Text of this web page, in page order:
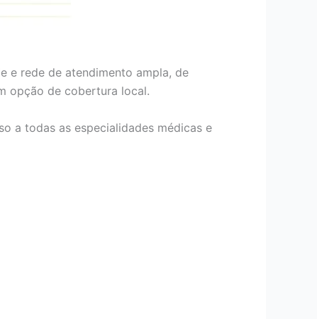
e rede de atendimento ampla, de
opção de cobertura local.
a todas as especialidades médicas e